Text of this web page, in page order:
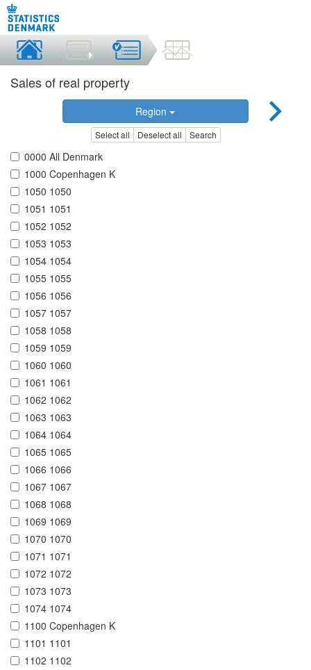
Sales of real property
Region
Select all Deselect all Search
0000 All Denmark
1000 Copenhagen K
1050 1050
1051 1051
1052 1052
1053 1053
1054 1054
1055 1055
1056 1056
1057 1057
1058 1058
1059 1059
1060 1060
1061 1061
1062 1062
1063 1063
1064 1064
1065 1065
1066 1066
1067 1067
1068 1068
1069 1069
1070 1070
1071 1071
1072 1072
1073 1073
1074 1074
1100 Copenhagen K
1101 1101
1102 1102